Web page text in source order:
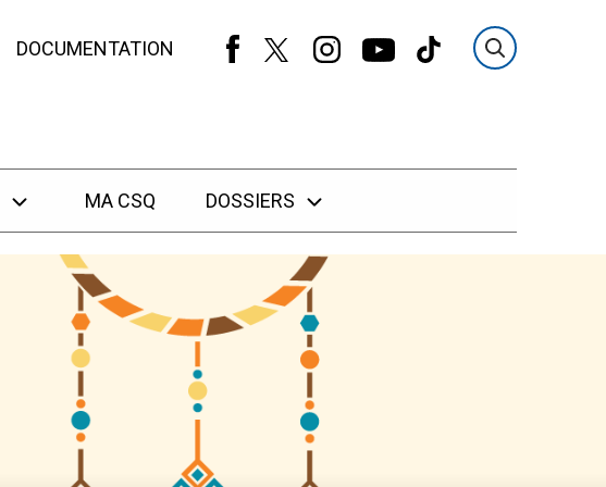
DOCUMENTATION
MA CSQ DOSSIERS